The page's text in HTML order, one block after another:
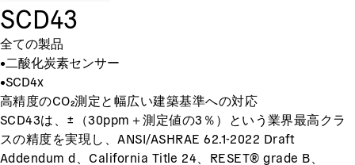
SCD43
全ての製品
•二酸化炭素センサー
•SCD4x
高精度のCO₂測定と幅広い建築基準への対応
SCD43は、±（30ppm＋測定値の3％）という業界最高クラ
スの精度を実現し、ANSI/ASHRAE 62.1-2022 Draft
Addendum d、California Title 24、RESET® grade B、